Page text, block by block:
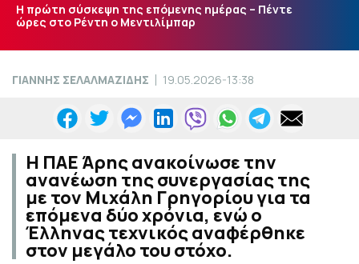
Η πρώτη σύσκεψη της επόμενης ημέρας – Πέντε
ώρες στο Ρέντη ο Μεντιλίμπαρ
ΓΙΑΝΝΗΣ ΣΕΛΑΛΜΑΖΙΔΗΣ 19.05.2026-13:38
Η ΠΑΕ Άρης ανακοίνωσε την
ανανέωση της συνεργασίας της
με τον Μιχάλη Γρηγορίου για τα
επόμενα δύο χρόνια, ενώ ο
Έλληνας τεχνικός αναφέρθηκε
στον μεγάλο του στόχο.